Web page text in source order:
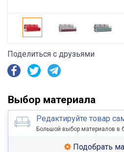
Поделиться с друзьями
Выбор материала
Редактируйте товар
Большой выбор материалов в
Подобрать